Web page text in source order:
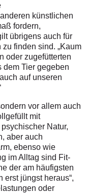
künstlichen
fordern,
übrigens auch für
finden sind. „Kaum
oder zugefütterten
dem Tier gegeben
auf unseren
vor allem auch
mit
Natur,
aber auch
ebenso wie
im Alltag sind Fit-
der am häufigsten
erst jüngst heraus“,
oder